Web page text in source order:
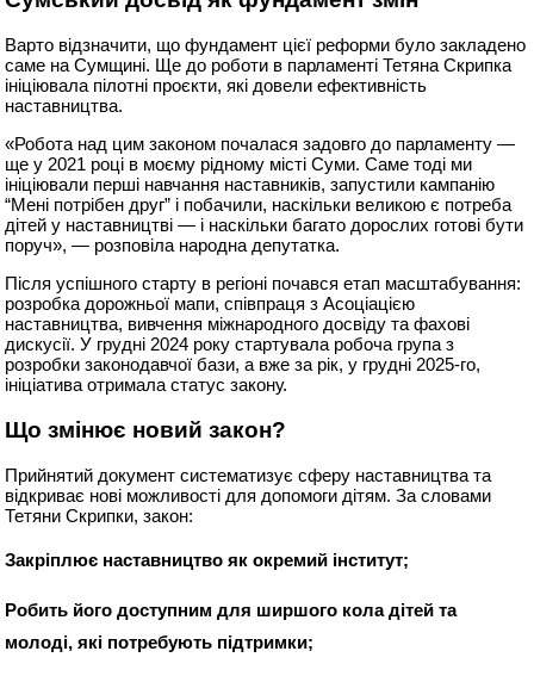
Варто відзначити, що фундамент цієї реформи було закладено
саме на Сумщині. Ще до роботи в парламенті Тетяна Скрипка
ініціювала пілотні проєкти, які довели ефективність
наставництва.
«Робота над цим законом почалася задовго до парламенту —
ще у 2021 році в моєму рідному місті Суми. Саме тоді ми
ініціювали перші навчання наставників, запустили кампанію
“Мені потрібен друг” і побачили, наскільки великою є потреба
дітей у наставництві — і наскільки багато дорослих готові бути
поруч», — розповіла народна депутатка.
Після успішного старту в регіоні почався етап масштабування:
розробка дорожньої мапи, співпраця з Асоціацією
наставництва, вивчення міжнародного досвіду та фахові
дискусії. У грудні 2024 року стартувала робоча група з
розробки законодавчої бази, а вже за рік, у грудні 2025-го,
ініціатива отримала статус закону.
Що змінює новий закон?
Прийнятий документ систематизує сферу наставництва та
відкриває нові можливості для допомоги дітям. За словами
Тетяни Скрипки, закон:
Закріплює наставництво як окремий інститут;
Робить його доступним для ширшого кола дітей та
молоді, які потребують підтримки;